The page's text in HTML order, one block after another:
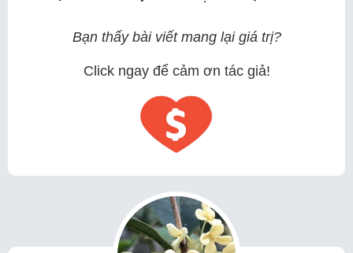
Bạn thấy bài viết mang lại giá trị?
Click ngay để cảm ơn tác giả!